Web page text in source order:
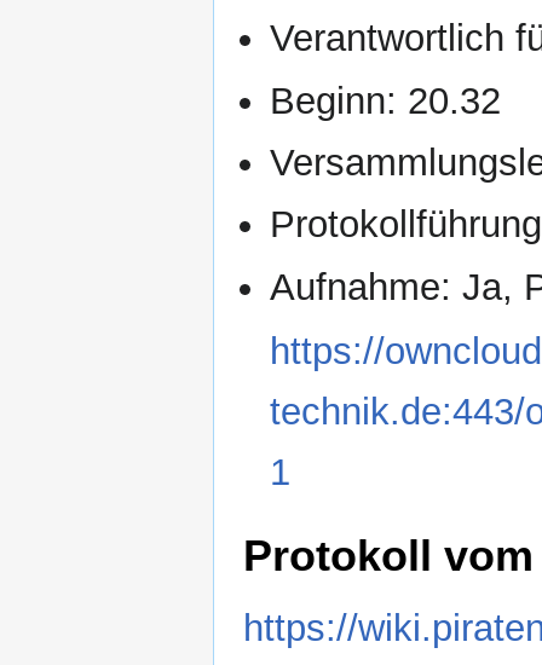
Verantwortlich
Beginn: 20.32
Aufnahme: Ja,
https://
technik.de:443/
1
Protokoll vom
https://